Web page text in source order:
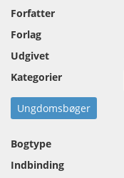
Forfatter
Forlag
Udgivet
Kategorier
Ungdomsbøger
Bogtype
Indbinding